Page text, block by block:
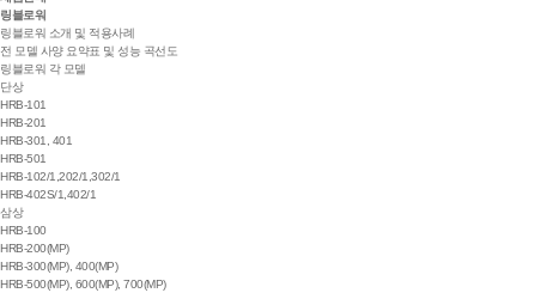
링블로워
링블로워 소개 및 적용사례
전 모델 사양 요약표 및 성능 곡선도
링블로워 각 모델
단상
HRB-101
HRB-201
HRB-301, 401
HRB-501
HRB-102/1,202/1,302/1
HRB-402S/1,402/1
삼상
HRB-100
HRB-200(MP)
HRB-300(MP), 400(MP)
HRB-500(MP), 600(MP), 700(MP)